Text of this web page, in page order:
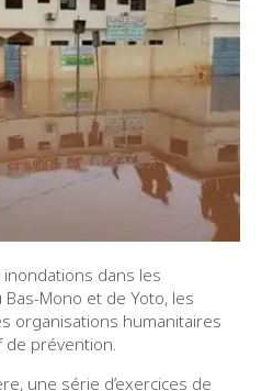
dans les
Mono et de Yoto, les
organisations humanitaires
prévention.
une série d’exercices de